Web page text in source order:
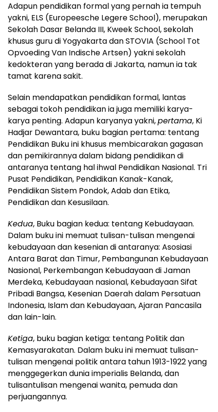
Adapun pendidikan formal yang pernah ia tempuh
yakni, ELS (Europeesche Legere School), merupakan
Sekolah Dasar Belanda III, Kweek School, sekolah
khusus guru di Yogyakarta dan STOVIA (School Tot
Opvoeding Van Indische Artsen) yakni sekolah
kedokteran yang berada di Jakarta, namun ia tak
tamat karena sakit.
Selain mendapatkan pendidikan formal, lantas
sebagai tokoh pendidikan ia juga memiliki karya-
karya penting. Adapun karyanya yakni,pertama, Ki
Hadjar Dewantara, buku bagian pertama: tentang
Pendidikan Buku ini khusus membicarakan gagasan
dan pemikirannya dalam bidang pendidikan di
antaranya tentang hal ihwal Pendidikan Nasional. Tri
Pusat Pendidikan, Pendidikan Kanak-Kanak,
Pendidikan Sistem Pondok, Adab dan Etika,
Pendidikan dan Kesusilaan.
Kedua, Buku bagian kedua: tentang Kebudayaan.
Dalam buku ini memuat tulisan-tulisan mengenai
kebudayaan dan kesenian di antaranya: Asosiasi
Antara Barat dan Timur, Pembangunan Kebudayaan
Nasional, Perkembangan Kebudayaan di Jaman
Merdeka, Kebudayaan nasional, Kebudayaan Sifat
Pribadi Bangsa, Kesenian Daerah dalam Persatuan
Indonesia, Islam dan Kebudayaan, Ajaran Pancasila
dan lain-lain.
Ketiga, buku bagian ketiga: tentang Politik dan
Kemasyarakatan. Dalam buku ini memuat tulisan-
tulisan mengenai politik antara tahun 1913-1922 yang
menggegerkan dunia imperialis Belanda, dan
tulisantulisan mengenai wanita, pemuda dan
perjuangannya.